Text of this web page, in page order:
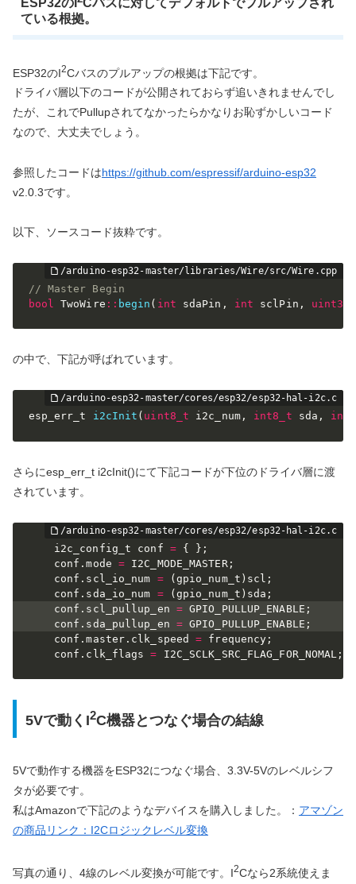
ESP32のI Cバスに対してデフォルトでプルアップされ
ている根拠。
ESP32のI2Cバスのプルアップの根拠は下記です。
ドライバ層以下のコードが公開されておらず追いきれませんでし
たが、これでPullupされてなかったらかなりお恥ずかしいコード
なので、大丈夫でしょう。
参照したコードはhttps://github.com/espressif/arduino-esp32
v2.0.3です。
以下、ソースコード抜粋です。
// Master Begin
bool
TwoWire :: begin ( int sdaPin , int sclPin ,
の中で、下記が呼ばれています。
esp_err_t i2cInit ( uint8_t i2c_num, int8_t sda ,
さらにesp_err_t i2cInit()にて下記コードが下位のドライバ層に渡
されています。
    i2c_config_t conf
= { } ;
    conf
.mode = I2C_MODE_MASTER ;
    conf
. scl_io_num = (gpio_num_t ) scl ;
    conf
. sda_io_num = (gpio_num_t ) sda ;
    conf
. scl_pullup_en = GPIO_PULLUP_ENABLE ;
    conf
. sda_pullup_en = GPIO_PULLUP_ENABLE ;
    conf
.master . clk_speed = frequency ;
    conf
. clk_flags = I2C_SCLK_SRC_FLAG_FOR_NOMAL ;
5Vで動くI2C機器とつなぐ場合の結線
5Vで動作する機器をESP32につなぐ場合、3.3V-5Vのレベルシフ
タが必要です。
私はAmazonで下記のようなデバイスを購入しました。： アマゾン
の商品リンク：I2Cロジックレベル変換
写真の通り、4線のレベル変換が可能です。I2Cなら2系統使えま